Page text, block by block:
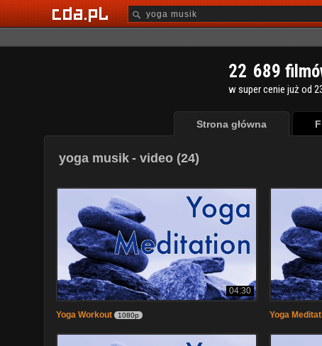
22 689
w super cenie już od
Strona główna
yoga musik - video (24)
04:30
Yoga Workout 1080p Yoga